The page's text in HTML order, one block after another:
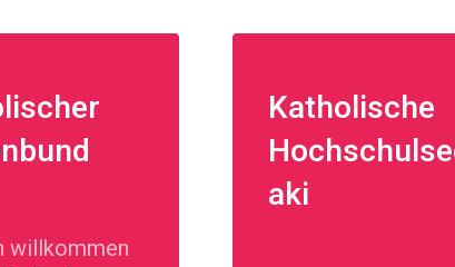
willkommen
Katholische
aki